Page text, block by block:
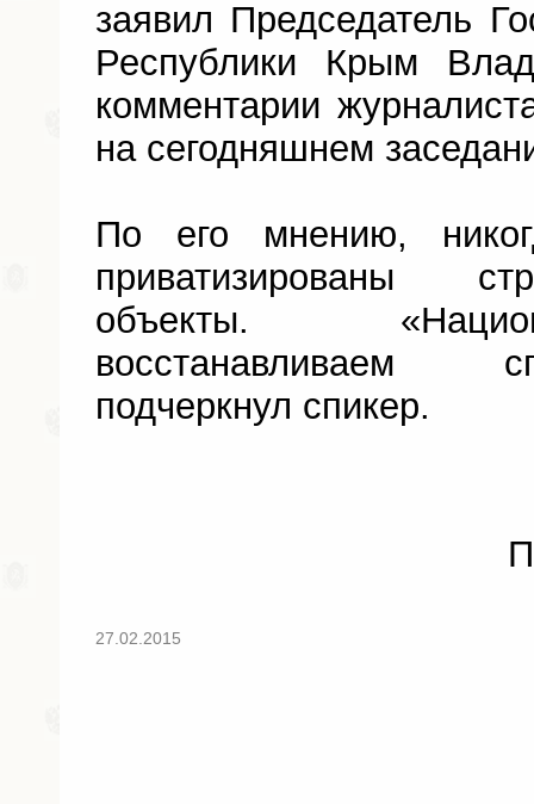
заявил Председатель
Республики Крым
комментарии
на сегодняшнем
По его мнению,
приватизированы
объекты.
восстанавливаем
подчеркнул спикер.
27.02.2015